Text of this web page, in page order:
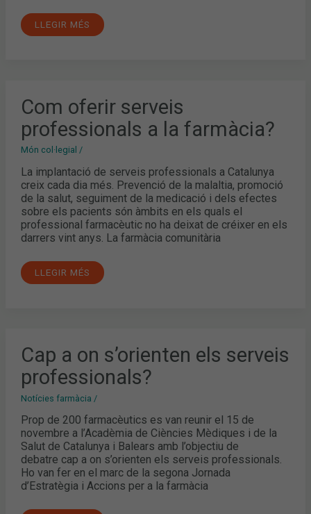
EL
NOVEMBRE
LLEGIR MÉS
Com oferir serveis
professionals a la farmàcia?
Món col·legial /
La implantació de serveis professionals a Catalunya
creix cada dia més. Prevenció de la malaltia, promoció
de la salut, seguiment de la medicació i dels efectes
sobre els pacients són àmbits en els quals el
professional farmacèutic no ha deixat de créixer en els
darrers vint anys. La farmàcia comunitària
OFERIR
SERVEIS
PROFESSIONALS
A
FARMÀCIA?
LLEGIR MÉS
Cap a on s’orienten els serveis
professionals?
Notícies farmàcia /
Prop de 200 farmacèutics es van reunir el 15 de
novembre a l’Acadèmia de Ciències Mèdiques i de la
Salut de Catalunya i Balears amb l’objectiu de
debatre cap a on s’orienten els serveis professionals.
Ho van fer en el marc de la segona Jornada
d’Estratègia i Accions per a la farmàcia
A
ON
S’ORIENTEN
ELS
SERVEIS
PROFESSIONALS?